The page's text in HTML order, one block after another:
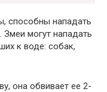
способны нападать
Змеи могут нападать
к воде: собак,
она обвивает ее 2-